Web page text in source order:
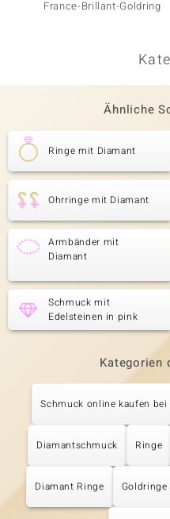
France-Brillant-Goldring
Ähnliche
Ringe mit Diamant
Ohrringe mit Diamant
Armbänder mit
Diamant
Schmuck mit
Edelsteinen in pink
Kategorien
Schmuck online kaufen bei
Diamantschmuck Ringe
Diamant Ringe Goldringe